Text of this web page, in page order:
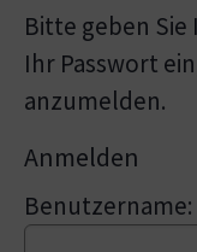
Bitte geben
Ihr Passwort
anzumelden.
Anmelden
Benutzername: